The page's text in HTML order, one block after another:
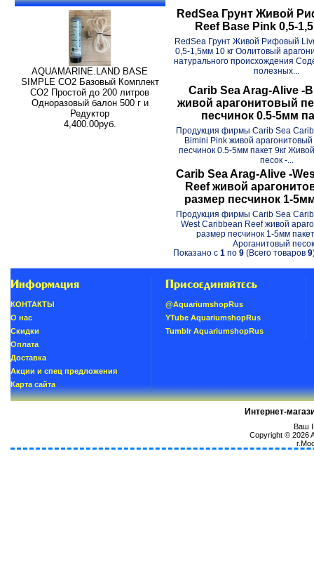
AQUAMARINE.LAND BASE
SIMPLE СО2 Базовый Комплект
СО2 Простой до 200 литров
Одноразовый балон 500 г и
Редуктор
4,400.00руб.
RedSea Грунт Живой
Reef Base Pink 0,5-
RedSea Грунт Живой Рифовый
0,5-1,5мм 10 кг Оолитовый
натурального происхождения
полезных...
Carib Sea Arag-Alive -
живой арагонитовый
песчинок 0.5-5мм
Продукция фирмы Carib Sea
Bimini Pink живой
песчинок 0.5-5мм пакет 9кг
песок -...
Carib Sea Arag-Alive -
Reef живой
размер песчинок 1-
Продукция фирмы Carib Sea
West Caribbean Reef живой
размер песчинок 1-5мм
Ароганитовый
Показано с 1по 9(Всего товаров 9
Информация
КОНТАКТЫ
О нас
Скидки
Oплатa
Доставка
Акции и спец предложения
Карта сайта
Присоединяйтесь
@AquariumshopRus
YTube AquariumshopRus
Tumblr AquariumshopRus
Интернет-
Ваш
Copyright © 2026